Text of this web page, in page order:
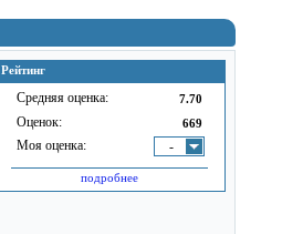
Рейтинг
Средняя оценка: 7.70
Оценок: 669
Моя оценка: -
подробнее